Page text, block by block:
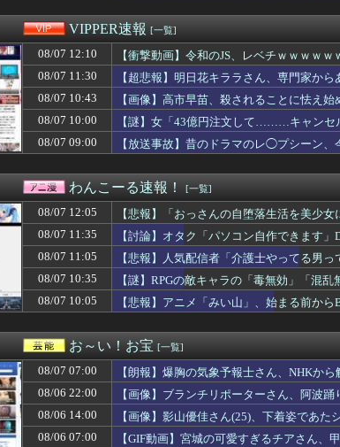
日本、アメリカ政府にアルゼンチン通貨危機と同列に語
宗教と推し活は同じだと言われた。
【討論】オタク「パソコン自作できます」DQN「自分で
【警告】医師『女の子、ブラジャーしないとこうなる･
【悲報】マクドナルドの店員さん大喧嘩ｗｗｗｗｗｗｗ
【画像】小池里奈のYouTubeがあたシコ過ぎるｗ
【速報】れいわ新選組、「いのちの党」に党名変更
【悲報】節約で毎日カップラーメンや袋ラーメン食べて
【崩壊スターレイル】凛完凸したからケリュドラほちい
【保存版】暑い日に食べたい！簡単でおいしい冷やし中
【これは酷い】ペットの健康診断を定期的にしていな
パチンコさん、スロット化計画が進行中らしい
ドーハ初「Ｎｉｎｊａラーメン」の日本人オーナーが巨
韓国、日本の新しい防衛白書に対する当てつけで、日本
【朗報】スマスロ邪神ちゃん、あのスロ板伝説コピペを
【悲報】週刊少年ジャンプ、発行部数100万部割れ
【参政党】神谷代表、食料品の消費減税「天下の愚策だ
鈴木奈穂子アナ 袖口からインナーチラ見え！！【GIF
ジブリ映画あるある
【悲報】風俗嬢と旅行に行った結果ｗｗｗｗｗｗｗｗｗ
「ウルトラマンゼロコスモライズ～集え！光の勇者たち
韓国KOSPIで徹底的に儲けたい某海外資本、韓国人投資
韓国人「今海外で韓国2002W杯ベスト4も怪しいと言わ
桑原将志(西) 打率.236(203-48) 3本 15打点 出塁率.305 ...
【悲報】今の小学生のなりたい職業ランキング、ガチで
VIPPER速報 [一覧]
08/07 12:10
【衝撃動画】令和のJS、レベチｗｗｗｗ
08/07 11:30
【超悲報】明日花キララさん、専門家か
08/07 10:43
【画像】高市早苗、殺されることに怯え始
08/07 10:00
【謎】女「43億円注文して………キャン
08/07 09:00
【放送事故】昔のドラマのレ◯プシーン、
わんこーる速報！ [一覧]
08/07 12:05
【悲報】「おっさんの自堕落生活を美少
08/07 11:35
【討論】オタク「パソコン自作できます
08/07 11:05
【悲報】人気配信者「介護士やってる男っ
08/07 10:35
【謎】RPGの敵キャラの「毒無効」「混
08/07 10:05
【悲報】アニメ「みい山」、始まる前か
お～い！お宝 [一覧]
08/07 07:00
【朗報】爆胸の気象予報士さん、NHKか
08/06 22:00
【画像】ブランチリポーターさん、阿波踊
08/06 14:00
【画像】影山優佳さん(25)、下着姿であた
08/06 07:00
【GIF動画】宮城の可愛すぎるチアさん、